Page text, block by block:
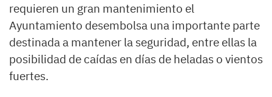
requieren un gran mantenimiento el
Ayuntamiento desembolsa una importante parte
destinada a mantener la seguridad, entre ellas la
posibilidad de caídas en días de heladas o vientos
fuertes.